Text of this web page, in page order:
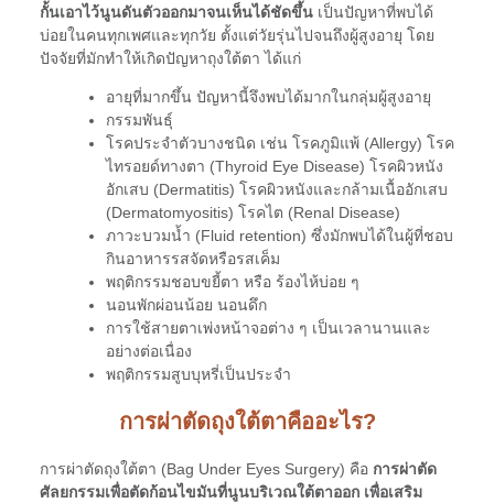
กั้นเอาไว้นูนดันตัวออกมาจนเห็นได้ชัดขึ้น เป็นปัญหาที่พบได้
บ่อยในคนทุกเพศและทุกวัย ตั้งแต่วัยรุ่นไปจนถึงผู้สูงอายุ โดย
ปัจจัยที่มักทำให้เกิดปัญหาถุงใต้ตา ได้แก่
อายุที่มากขึ้น ปัญหานี้จึงพบได้มากในกลุ่มผู้สูงอายุ
กรรมพันธุ์
โรคประจำตัวบางชนิด เช่น โรคภูมิแพ้ (Allergy) โรค
ไทรอยด์ทางตา (Thyroid Eye Disease) โรคผิวหนัง
อักเสบ (Dermatitis) โรคผิวหนังและกล้ามเนื้ออักเสบ
(Dermatomyositis) โรคไต (Renal Disease)
ภาวะบวมน้ำ (Fluid retention) ซึ่งมักพบได้ในผู้ที่ชอบ
กินอาหารรสจัดหรือรสเค็ม
พฤติกรรมชอบขยี้ตา หรือ ร้องไห้บ่อย ๆ
นอนพักผ่อนน้อย นอนดึก
การใช้สายตาเพ่งหน้าจอต่าง ๆ เป็นเวลานานและ
อย่างต่อเนื่อง
พฤติกรรมสูบบุหรี่เป็นประจำ
การผ่าตัดถุงใต้ตาคืออะไร?
การผ่าตัดถุงใต้ตา (Bag Under Eyes Surgery) คือ การผ่าตัด
ศัลยกรรมเพื่อตัดก้อนไขมันที่นูนบริเวณใต้ตาออก เพื่อเสริม